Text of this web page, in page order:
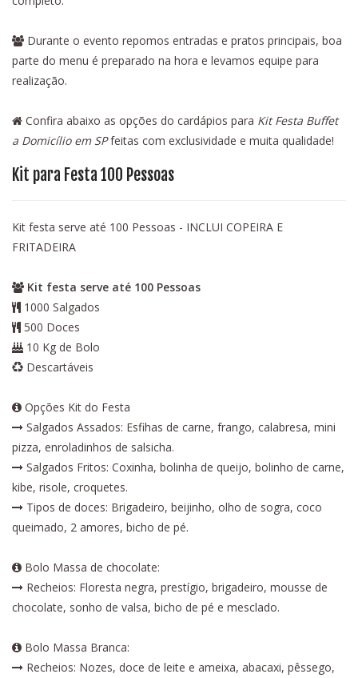
Durante o evento repomos entradas e pratos principais, boa
parte do menu é preparado na hora e levamos equipe para
realização.
Confira abaixo as opções do cardápios para Kit Festa Buffet
a Domicílio em SPfeitas com exclusividade e muita qualidade!
Kit para Festa 100 Pessoas
Kit festa serve até 100 Pessoas - INCLUI COPEIRA E
FRITADEIRA
Kit festa serve até 100 Pessoas
1000 Salgados
500 Doces
10 Kg de Bolo
Descartáveis
Opções Kit do Festa
Salgados Assados: Esfihas de carne, frango, calabresa, mini
pizza, enroladinhos de salsicha.
Salgados Fritos: Coxinha, bolinha de queijo, bolinho de carne,
kibe, risole, croquetes.
Tipos de doces: Brigadeiro, beijinho, olho de sogra, coco
queimado, 2 amores, bicho de pé.
Bolo Massa de chocolate:
Recheios: Floresta negra, prestígio, brigadeiro, mousse de
chocolate, sonho de valsa, bicho de pé e mesclado.
Bolo Massa Branca:
Recheios: Nozes, doce de leite e ameixa, abacaxi, pêssego,